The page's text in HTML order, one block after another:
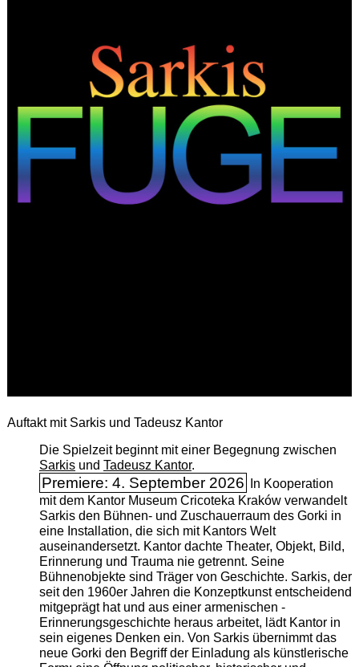
Auftakt mit Sarkis und Tadeusz Kantor
Die Spielzeit beginnt mit einer Begegnung zwischen
Sarkisund Tadeusz Kantor.
Premiere: 4. September 2026
In Kooperation
mit dem Kantor Museum Cricoteka Kraków verwandelt
Sarkis den Bühnen- und Zuschauerraum des Gorki in
eine Installation, die sich mit Kantors Welt
auseinandersetzt. Kantor dachte Theater, Objekt, Bild,
Erinnerung und Trauma nie getrennt. Seine
Bühnenobjekte sind Träger von Geschichte. Sarkis, der
seit den 1960er Jahren die Konzeptkunst entscheidend
mitgeprägt hat und aus einer armenischen ­
Erinnerungsgeschichte heraus arbeitet, lädt Kantor in
sein eigenes Denken ein. Von Sarkis übernimmt das
neue Gorki den Begriff der Einladung als künstlerische